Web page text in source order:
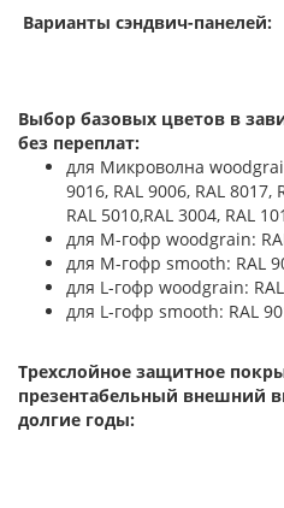
Варианты сэндвич-панелей:
Выбор базовых цветов в
без переплат:
для Микроволна
9016, RAL 9006, RAL 8017,
RAL 5010,RAL 3004, RAL
для М-гофр woodgrain:
для М-гофр smooth: RAL
для L-гофр woodgrain:
для L-гофр smooth: RAL
Трехслойное защитное
презентабельный внешний
долгие годы: